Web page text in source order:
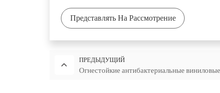
или толуол. Поэтому их можно установить в
A: Вы упомянули, что получили сертификацию
вторичной переработки нашей продукции, но
Представлять На Рассмотрение
ПРЕДЫДУЩИЙ
Огнестойкие антибактериальные